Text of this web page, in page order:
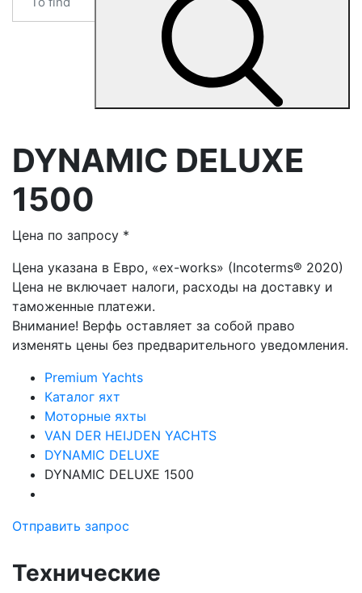
DYNAMIC DELUXE
1500
Цена по запросу *
Цена указана в Евро, «ex-works» (Incoterms® 2020)
Цена не включает налоги, расходы на доставку и
таможенные платежи.
Внимание! Верфь оставляет за собой право
изменять цены без предварительного уведомления.
Premium Yachts
Каталог яхт
Моторные яхты
VAN DER HEIJDEN YACHTS
DYNAMIC DELUXE
DYNAMIC DELUXE 1500
Отправить запрос
Технические